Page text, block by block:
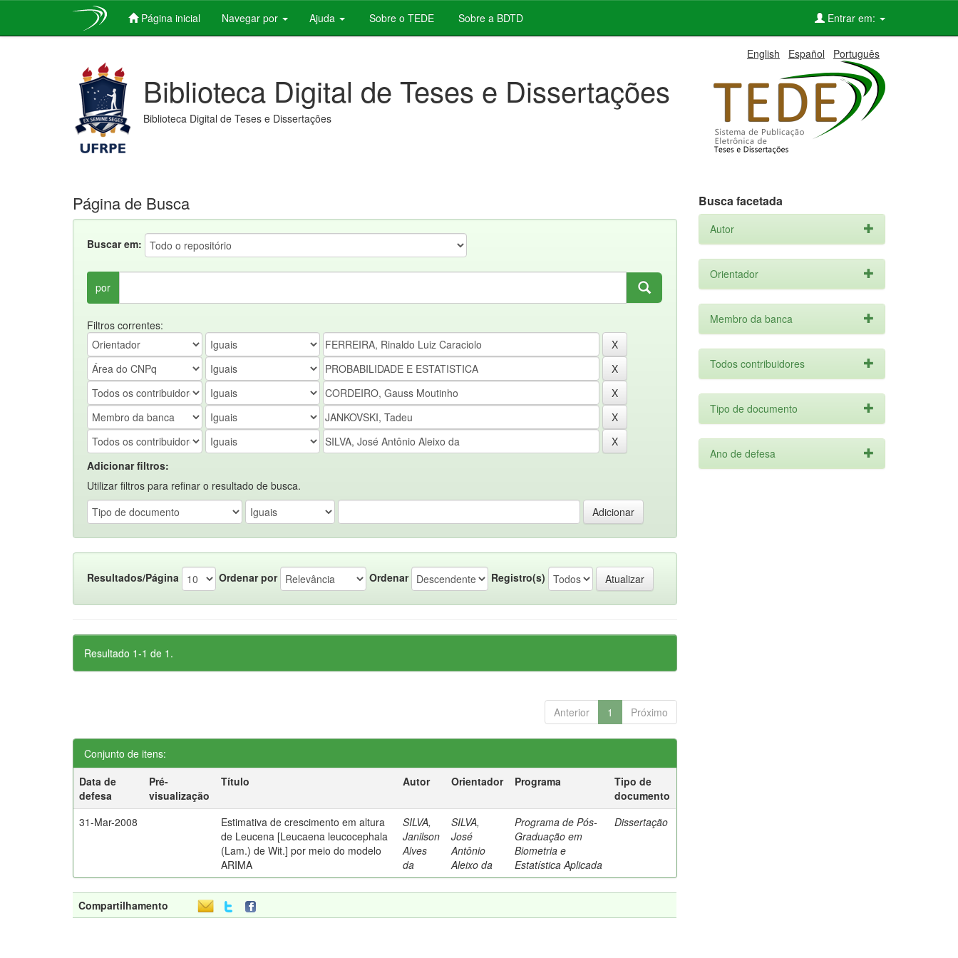
Página inicial Navegar por Ajuda Sobre o TEDE Sobre a BDTD Entrar em:
English Español Português
Biblioteca Digital de Teses e Dissertações
Biblioteca Digital de Teses e Dissertações
Página de Busca
Buscar em:
por
Filtros correntes:
Adicionar filtros:
Utilizar filtros para refinar o resultado de busca.
Resultados/Página Ordenar por Ordenar Registro(s)
Resultado 1-1 de 1.
Anterior 1 Próximo
Conjunto de itens:
Data de
defesa
Pré-
visualização
Título Autor Orientador Programa
Tipo de
documento
31-Mar-2008
Estimativa de crescimento em altura
de Leucena [Leucaena leucocephala
(Lam.) de Wit.] por meio do modelo
ARIMA
SILVA,
Janilson
Alves
da
SILVA,
José
Antônio
Aleixo da
Programa de Pós-
Graduação em
Biometria e
Estatística Aplicada
Dissertação
Compartilhamento
Busca facetada
Autor
Orientador
Membro da banca
Todos contribuidores
Tipo de documento
Ano de defesa